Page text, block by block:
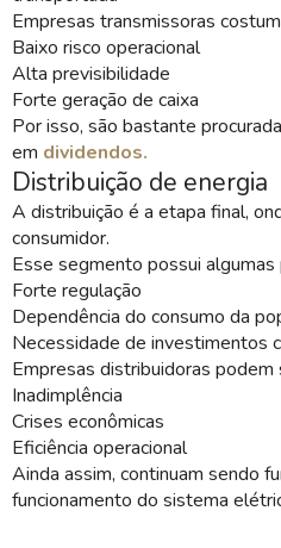
Empresas transmissoras
Baixo risco operacional
Alta previsibilidade
Forte geração de caixa
Por isso, são bastante
em dividendos.
Distribuição de energia
A distribuição é a etapa final,
consumidor.
Esse segmento possui algumas
Forte regulação
Dependência do consumo da
Necessidade de investimentos
Empresas distribuidoras podem
Inadimplência
Crises econômicas
Eficiência operacional
Ainda assim, continuam sendo
funcionamento do sistema